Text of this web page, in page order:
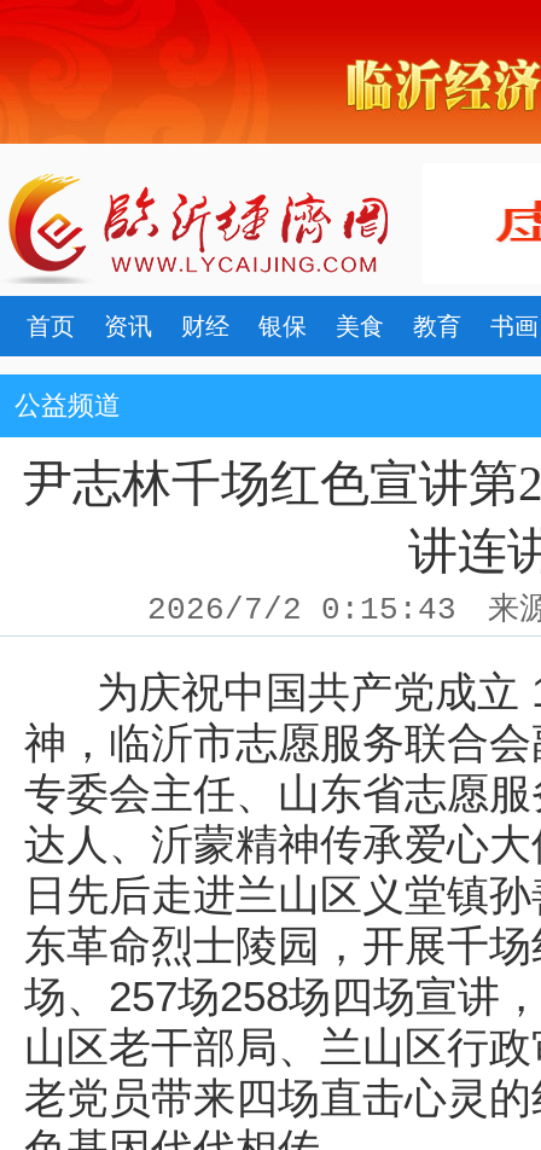
首页 资讯 财经 银保 美食 教育 书画
公益频道
尹志林千场红色宣讲第
讲连
2026/7/2 0:15:43 来
为庆祝中国共产党成立
神，临沂市志愿服务联合
专委会主任、山东省志愿
达人、沂蒙精神传承爱心
日先后走进兰山区义堂镇
东革命烈士陵园，开展千
场、257场258场四场宣讲
山区老干部局、兰山区行
老党员带来四场直击心灵